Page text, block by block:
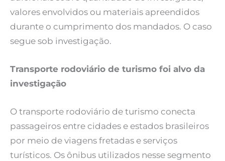
valores envolvidos ou materiais apreendidos
durante o cumprimento dos mandados. O caso
segue sob investigação.
Transporte rodoviário de turismo foi alvo da
investigação
O transporte rodoviário de turismo conecta
passageiros entre cidades e estados brasileiros
por meio de viagens fretadas e serviços
turísticos. Os ônibus utilizados nesse segmento